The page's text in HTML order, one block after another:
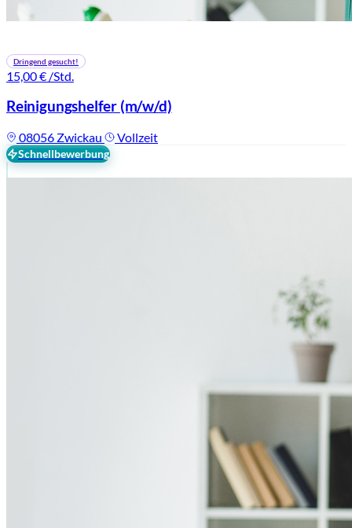
Dringend gesucht!
15,00 € /Std.
Reinigungshelfer (m/w/d)
08056 Zwickau Vollzeit
Schnellbewerbung